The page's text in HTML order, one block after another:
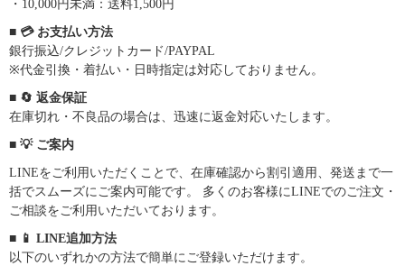
・10,000円未満：送料1,500円
■ 💳 お支払い方法
銀行振込/クレジットカード/PAYPAL
※代金引換・着払い・日時指定は対応しておりません。
■ 🔄 返金保証
在庫切れ・不良品の場合は、迅速に返金対応いたします。
■ 💡 ご案内
LINEをご利用いただくことで、在庫確認から割引適用、発送まで一
括でスムーズにご案内可能です。 多くのお客様にLINEでのご注文・
ご相談をご利用いただいております。
■ 📱 LINE追加方法
以下のいずれかの方法で簡単にご登録いただけます。